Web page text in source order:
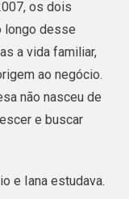
os dois
longo desse
a vida familiar,
ao negócio.
não nasceu de
e buscar
e Iana estudava.